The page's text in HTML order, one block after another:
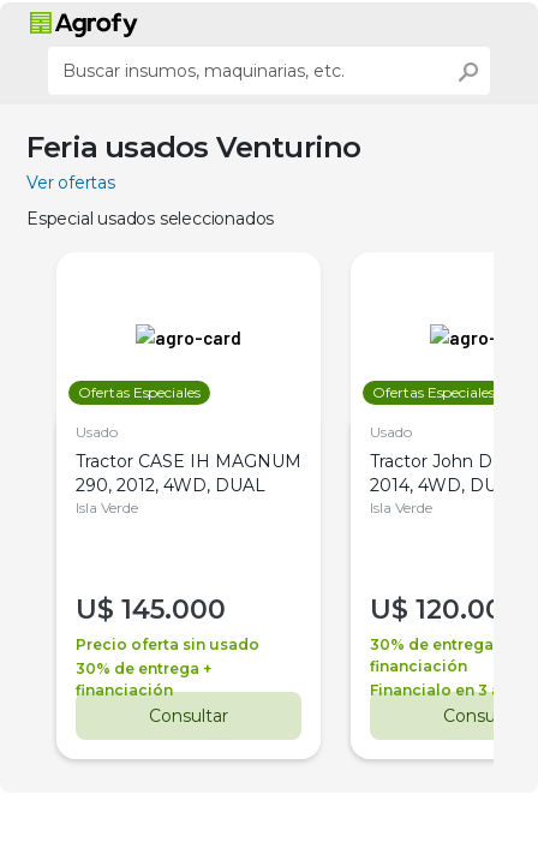
Feria usados Venturino
Ver ofertas
Especial usados seleccionados
Ofertas Especiales
Usado
Tractor CASE IH MAGNUM
290, 2012, 4WD, DUAL
Isla Verde
U$ 145.000
Precio oferta sin usado
30% de entrega +
financiación
Consultar
Ofertas Especiales
Usado
Tractor John Deere
2014, 4WD, DUAL
Isla Verde
U$ 120.000
30% de entrega +
financiación
Financialo en 3 años
Consultar